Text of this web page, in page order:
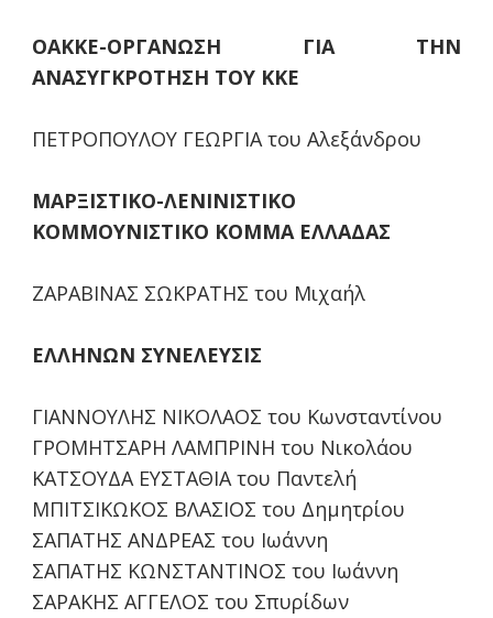
ΟΑΚΚΕ-ΟΡΓΑΝΩΣΗ ΓΙΑ ΤΗΝ
ΑΝΑΣΥΓΚΡΟΤΗΣΗ ΤΟΥ ΚΚΕ
ΠΕΤΡΟΠΟΥΛΟΥ ΓΕΩΡΓΙΑ του Αλεξάνδρου
ΜΑΡΞΙΣΤΙΚΟ-ΛΕΝΙΝΙΣΤΙΚΟ
ΚΟΜΜΟΥΝΙΣΤΙΚΟ ΚΟΜΜΑ ΕΛΛΑΔΑΣ
ΖΑΡΑΒΙΝΑΣ ΣΩΚΡΑΤΗΣ του Μιχαήλ
ΕΛΛΗΝΩΝ ΣΥΝΕΛΕΥΣΙΣ
ΓΙΑΝΝΟΥΛΗΣ ΝΙΚΟΛΑΟΣ του Κωνσταντίνου
ΓΡΟΜΗΤΣΑΡΗ ΛΑΜΠΡΙΝΗ του Νικολάου
ΚΑΤΣΟΥΔΑ ΕΥΣΤΑΘΙΑ του Παντελή
ΜΠΙΤΣΙΚΩΚΟΣ ΒΛΑΣΙΟΣ του Δημητρίου
ΣΑΠΑΤΗΣ ΑΝΔΡΕΑΣ του Ιωάννη
ΣΑΠΑΤΗΣ ΚΩΝΣΤΑΝΤΙΝΟΣ του Ιωάννη
ΣΑΡΑΚΗΣ ΑΓΓΕΛΟΣ του Σπυρίδων